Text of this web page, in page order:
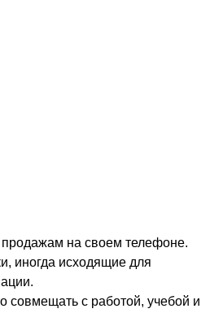
на своем телефоне.
иногда исходящие для
совмещать с работой, учебой и